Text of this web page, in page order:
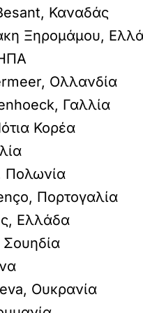
Καναδάς
Ξηρομάμου,
Ολλανδία
Γαλλία
Κορέα
Πολωνία
Πορτογαλία
Ελλάδα
Ουκρανία